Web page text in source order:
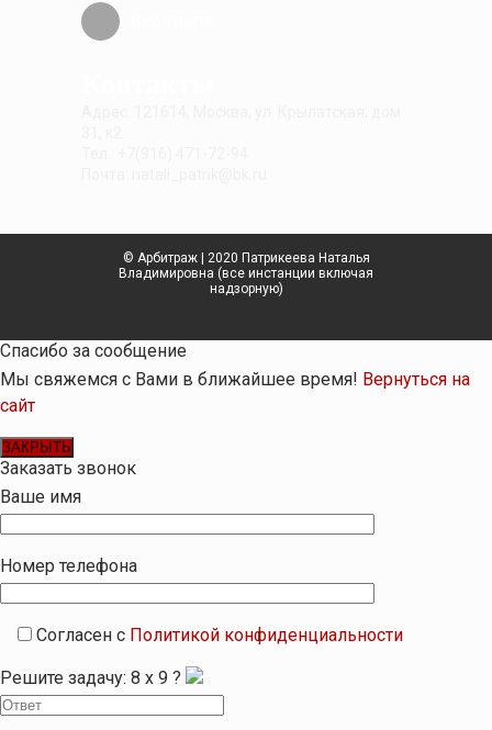
© Арбитраж | 2020 Патрикеева Наталья
Владимировна (все инстанции включая
надзорную)
Спасибо за сообщение
Мы свяжемся с Вами в ближайшее время! Вернуться на
сайт
ЗАКРЫТЬ
Заказать звонок
Ваше имя
Номер телефона
Согласен с Политикой конфиденциальности
Решите задачу: 8 x 9 ?